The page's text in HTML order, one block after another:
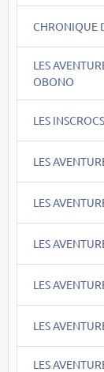
CHRONIQUE
LES
OBONO
LES
LES
LES
LES
LES
LES
LES